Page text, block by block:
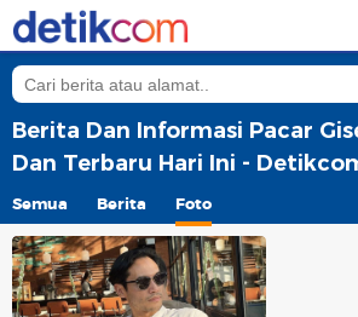
Berita Dan Informasi Pacar
Dan Terbaru Hari Ini -
Semua Berita Foto